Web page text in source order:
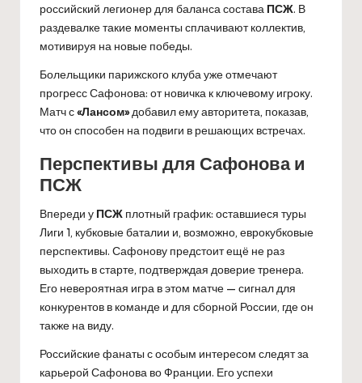
российский легионер для баланса состава ПСЖ. В
раздевалке такие моменты сплачивают коллектив,
мотивируя на новые победы.
Болельщики парижского клуба уже отмечают
прогресс Сафонова: от новичка к ключевому игроку.
Матч с«Лансом»добавил ему авторитета, показав,
что он способен на подвиги в решающих встречах.
Перспективы для Сафонова и
ПСЖ
Впереди у ПСЖ плотный график: оставшиеся туры
Лиги 1, кубковые баталии и, возможно, еврокубковые
перспективы. Сафонову предстоит ещё не раз
выходить в старте, подтверждая доверие тренера.
Его невероятная игра в этом матче — сигнал для
конкурентов в команде и для сборной России, где он
также на виду.
Российские фанаты с особым интересом следят за
карьерой Сафонова во Франции. Его успехи